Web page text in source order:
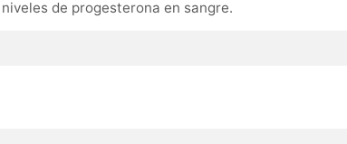
de progesterona en sangre.